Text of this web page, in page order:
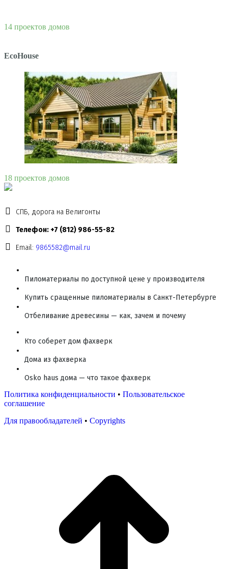
14 проектов домов
EcoHouse
18 проектов домов
СПБ, дорога на Велигонты
Телефон: +7 (812) 986-55-82
Email: 9865582@mail.ru
Пиломатериалы по доступной цене у производителя
Купить сращенные пиломатериалы в Санкт-Петербурге
Отбеливание древесины — как, зачем и почему
Кто соберет дом фахверк
Дома из фахверка
Osko haus дома — что такое фахверк
Политика конфиденциальности • Пользовательское
соглашение
Для правообладателей • Copyrights